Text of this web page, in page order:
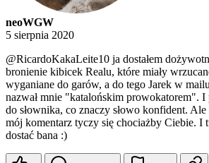
neoWGW
5 sierpnia 2020
@RicardoKakaLeite10 ja dostałem
bronienie kibicek Realu, które miały
wyganiane do garów, a do tego Jarek w
nazwał mnie "katalońskim prowokatorem".
do słownika, co znaczy słowo konfident. Ale
mój komentarz tyczy się chociażby Ciebie. I
dostać bana :)